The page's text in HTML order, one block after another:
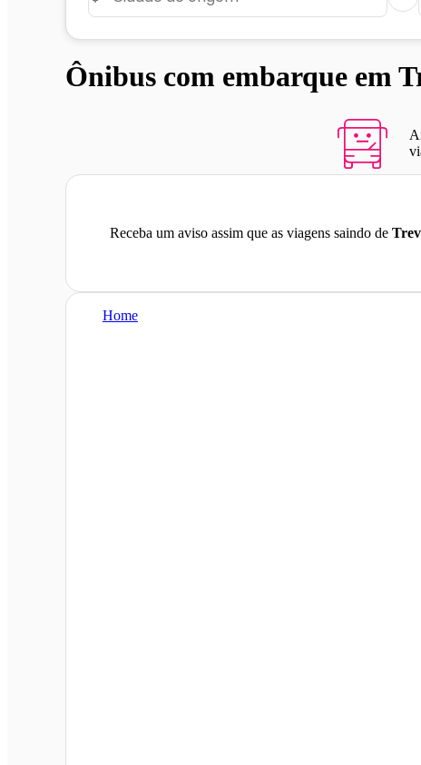
Ônibus com embarque em
Receba um aviso assim que as viagens saindo de
Home